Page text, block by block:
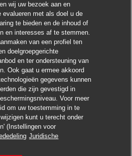
Solliciteren
wij uw bezoek aan en
evalueren met als doel u de
te bieden en de inhoud of
en interesses af te stemmen.
van een profiel ten
doelgroepgerichte
en ter ondersteuning van
Ook gaat u ermee akkoord
gegevens kunnen
die zijn gevestigd in
Voor meer
om uw toestemming in te
kunt u terecht onder
(Instellingen voor
Juridische
zoeken